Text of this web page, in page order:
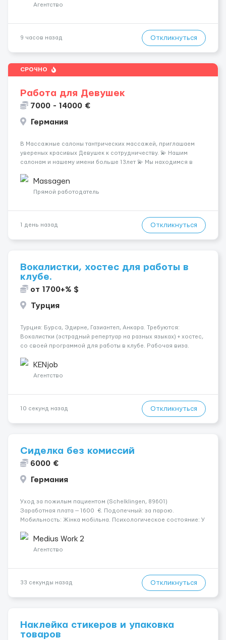
клиентов (без ...
Агентство
9 часов назад Откликнуться
СРОЧНО
Работа для Девушек
7000 - 14000 €
Германия
В Массажные салоны тантрических массажей, приглашаем
увереных красивых Девушек к сотрудничеству. 💫 Нашим
салонам и нашему имени больше 13лет 💫 Мы находимся в
заработная плата 💚Мы гарантируем Наличие работы. Поток 💝
incall / Out...
Massagen
Прямой работодатель
1 день назад Откликнуться
Вокалистки, хостес для работы в
клубе.
от 1700+% $
Турция
Турция: Бурса, Эдирне, Газиантеп, Анкара. Требуются:
Вокалистки (эстрадный репертуар на разных языках) + хостеc,
со своей программой для работы в клубе. Рабочая виза.
одного до трех месяцев. Мед. страховка. Высокая зарплат...
KENjob
Агентство
10 секунд назад Откликнуться
Сиделка без комиссий
6000 €
Германия
Уход за пожилым пациентом (Schelklingen, 89601)
Заработная плата — 1600 €. Подопечный: за парою.
Мобильность: Жінка мобільна. Психологическое состояние: У
Жінка іноді прокидається, не щодня. Ус...
Medius Work 2
Агентство
33 секунды назад Откликнуться
Наклейка стикеров и упаковка
товаров